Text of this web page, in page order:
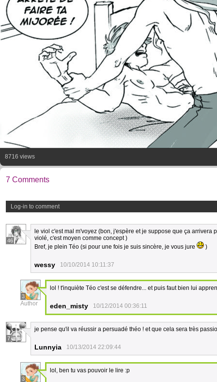
8716 views
7 Comments
Log-in to comment
46
le viol c'est mal m'voyez (bon, j'espère et je suppose que ça
violé, c'est moyen comme concept )
Bref, je plein Téo (si pour une fois je suis sincère, je vous jure
)
wessy 10/10/2014 10:11:37
3
Author
lol ! t'inquiète Téo c'est se défendre... et puis faut bien lui
eden_misty 10/12/2014 00:36:11
7
je pense qu'il va réussir a persuadé théo ! et que cela sera très
Lunnyia 10/13/2014 22:09:44
3
lol, ben tu vas pouvoir le lire :p